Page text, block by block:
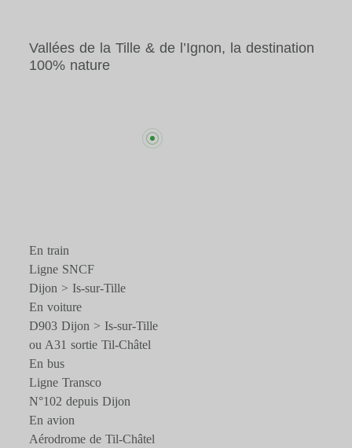
Vallées de la Tille & de l’Ignon, la destination
100% nature
En train
Ligne SNCF
Dijon > Is-sur-Tille
En voiture
D903 Dijon > Is-sur-Tille
ou A31 sortie Til-Châtel
En bus
Ligne Transco
N°102 depuis Dijon
En avion
Aérodrome de Til-Châtel